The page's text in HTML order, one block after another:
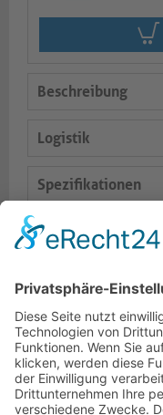
Beschreibung
Logistik
Spezifikationen
Lieferumfang
Dokumente